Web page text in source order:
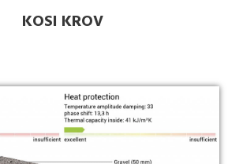
KOSI KROV